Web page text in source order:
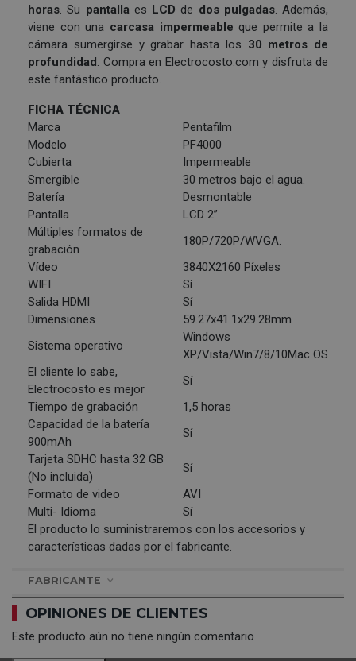
horas. Su pantalla es LCDde dos pulgadas. Además,
viene con una carcasa impermeable que permite a la
cámara sumergirse y grabar hasta los 30 metros de
profundidad. Compra en Electrocosto.com y disfruta de
este fantástico producto.
FICHA TÉCNICA
Marca
Pentafilm
Modelo
PF4000
Cubierta
Impermeable
Smergible
30 metros bajo el agua.
Batería
Desmontable
Pantalla
LCD 2”
Múltiples formatos de
grabación
180P/720P/WVGA.
Vídeo
3840X2160 Píxeles
WIFI
Sí
Salida HDMI
Sí
Dimensiones
59.27x41.1x29.28mm
Sistema operativo
Windows
XP/Vista/Win7/8/10Mac OS
El cliente lo sabe,
Electrocosto es mejor
Sí
Tiempo de grabación
1,5 horas
Capacidad de la batería
900mAh
Sí
Tarjeta SDHC hasta 32 GB
(No incluida)
Sí
Formato de video
AVI
Multi- Idioma
Sí
El producto lo suministraremos con los accesorios y
características dadas por el fabricante.
FABRICANTE
OPINIONES DE CLIENTES
Este producto aún no tiene ningún comentario